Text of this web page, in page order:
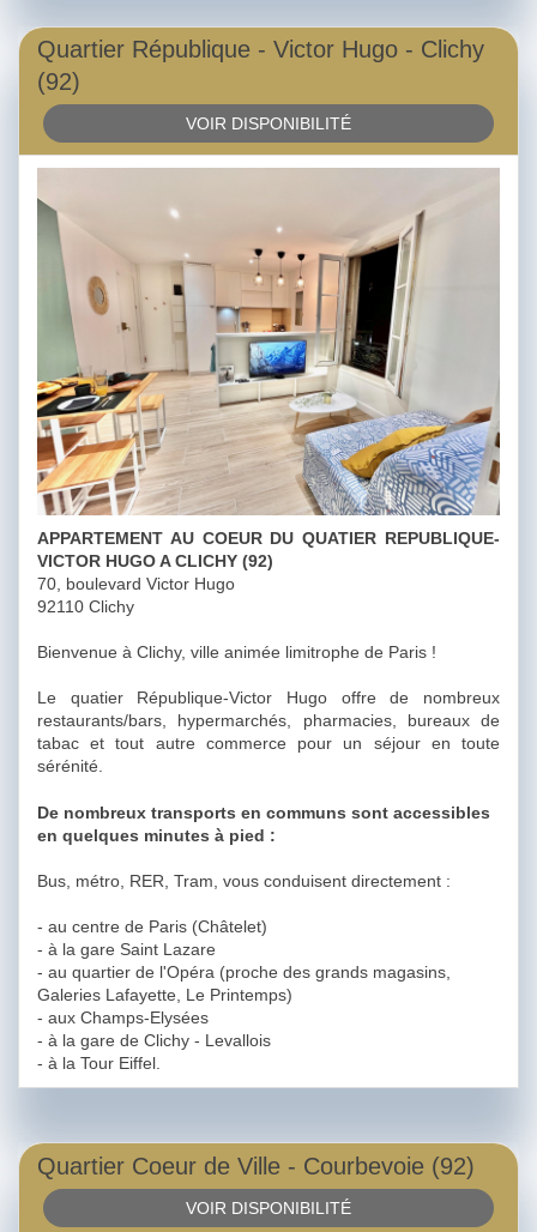
Quartier République - Victor Hugo - Clichy
(92)
VOIR DISPONIBILITÉ
APPARTEMENT AU COEUR DU QUATIER REPUBLIQUE-
VICTOR HUGO A CLICHY (92)
70, boulevard Victor Hugo
92110 Clichy
Bienvenue à Clichy, ville animée limitrophe de Paris !
Le quatier République-Victor Hugo offre de nombreux
restaurants/bars, hypermarchés, pharmacies, bureaux de
tabac et tout autre commerce pour un séjour en toute
sérénité.
De nombreux transports en communs sont accessibles
en quelques minutes à pied :
Bus, métro, RER, Tram, vous conduisent directement :
- au centre de Paris (Châtelet)
- à la gare Saint Lazare
- au quartier de l'Opéra (proche des grands magasins,
Galeries Lafayette, Le Printemps)
- aux Champs-Elysées
- à la gare de Clichy - Levallois
- à la Tour Eiffel.
Quartier Coeur de Ville - Courbevoie (92)
VOIR DISPONIBILITÉ